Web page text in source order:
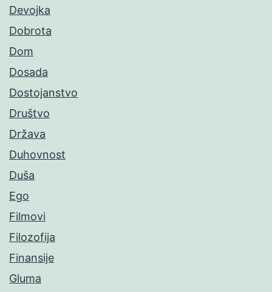
Devojka
Dobrota
Dom
Dosada
Dostojanstvo
Društvo
Država
Duhovnost
Duša
Ego
Filmovi
Filozofija
Finansije
Gluma